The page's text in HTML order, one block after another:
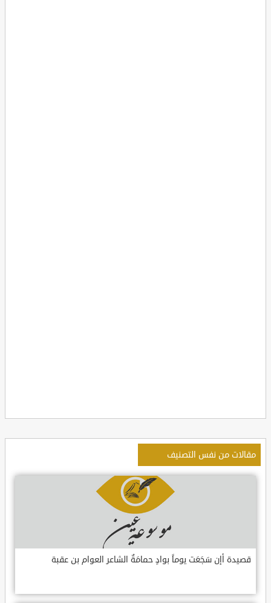
مقالات من نفس التصنيف
قصيدة أإن سَجَعَت يوماً بوادٍ حمامَةٌ الشاعر العوام بن عقبة